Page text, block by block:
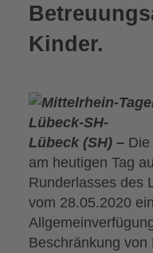
Kinder.
Lübeck (SH) –
am heutigen Tag
Runderlasses des
vom 28.05.2020
Beschränkung